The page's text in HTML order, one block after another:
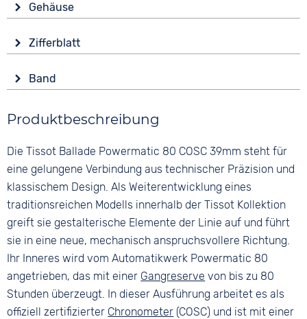
Automatik
Funktionen
Datumsanzeige
Wasserdicht
Gehäuse
Saphirglas
Form
Tonneau/Oval
Material
Farbe
Silber
Zifferblatt
Analog
Silber
Ziffern
Römisch
Band
Silber
Material
Bandschließe
Faltschließe
Produktbeschreibung
Die Tissot Ballade Powermatic 80 COSC 39mm steht für
eine gelungene Verbindung aus technischer Präzision und
klassischem Design. Als Weiterentwicklung eines
traditionsreichen Modells innerhalb der Tissot Kollektion
greift sie gestalterische Elemente der Linie auf und führt
sie in eine neue, mechanisch anspruchsvollere Richtung.
Ihr Inneres wird vom Automatikwerk Powermatic 80
angetrieben, das mit einer Gangreserve von bis zu 80
Stunden überzeugt. In dieser Ausführung arbeitet es als
offiziell zertifizierter Chronometer (COSC) und ist mit einer